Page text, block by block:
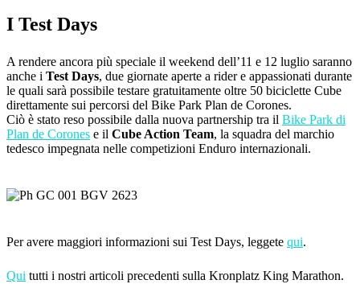
I Test Days
A rendere ancora più speciale il weekend dell’11 e 12 luglio saranno
anche i Test Days, due giornate aperte a rider e appassionati durante
le quali sarà possibile testare gratuitamente oltre 50 biciclette Cube
direttamente sui percorsi del Bike Park Plan de Corones.
Ciò è stato reso possibile dalla nuova partnership tra il Bike Park di
Plan de Corones e il Cube Action Team, la squadra del marchio
tedesco impegnata nelle competizioni Enduro internazionali.
Per avere maggiori informazioni sui Test Days, leggete qui.
Qui tutti i nostri articoli precedenti sulla Kronplatz King Marathon.